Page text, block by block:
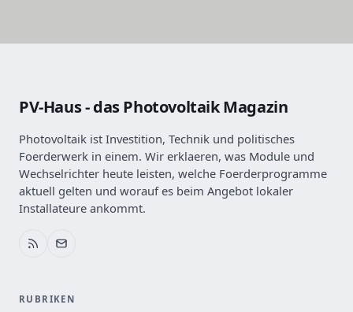
PV-Haus - das Photovoltaik Magazin
Photovoltaik ist Investition, Technik und politisches
Foerderwerk in einem. Wir erklaeren, was Module und
Wechselrichter heute leisten, welche Foerderprogramme
aktuell gelten und worauf es beim Angebot lokaler
Installateure ankommt.
RUBRIKEN